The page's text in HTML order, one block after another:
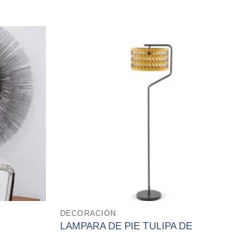
DECORACIÓN
LAMPARA DE PIE TULIPA DE